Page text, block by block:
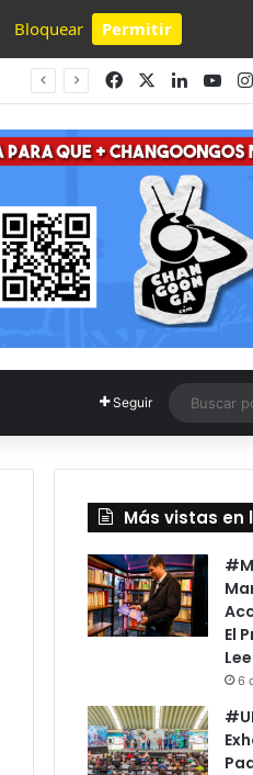
Bloquear Permitir
FacebookLinkedIn
Seguir
Más vistas en
El
6